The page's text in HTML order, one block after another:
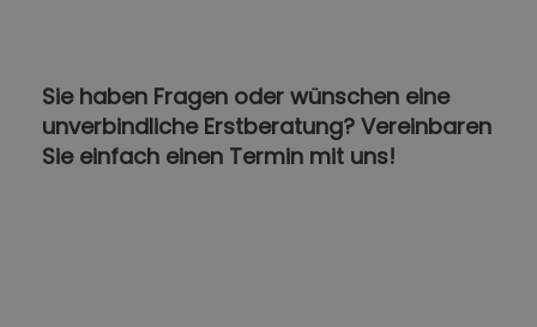
Sie haben Fragen oder wünschen eine
unverbindliche Erstberatung? Vereinbaren
Sie einfach einen Termin mit uns!